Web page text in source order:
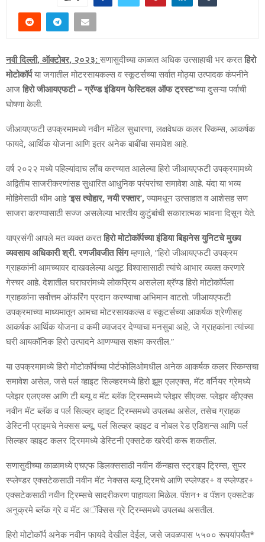
नवी दिल्‍ली, ऑक्‍टोबर, २०२३: सणासुदीच्‍या काळात अधिक उत्‍साहाची भर करतहिरो
मोटोकॉर्पया जगातील मोटरसायकल्‍स व स्‍कूटर्सच्‍या सर्वात मोठ्या उत्‍पादक कंपनीने
आज हिरो जीआयएफटी – ग्रॅण्‍ड इंडियन फेस्टिवल ऑफ ट्रस्‍ट‘च्‍या दुसऱ्या पर्वाची
घोषणा केली.
जीआयएफटी उपक्रमामध्‍ये नवीन मॉडेल सुधारणा, लक्षवेधक कलर स्किम्‍स, आकर्षक
फायदे, आर्थिक योजना आणि इतर अनेक बाबींचा समावेश आहे.
वर्ष २०२२ मध्‍ये पहिल्‍यांदाच लाँच करण्‍यात आलेल्‍या हिरो जीआयएफटी उपक्रमामध्‍ये
अद्वितीय साजरीकरणांसह सुधारित आधुनिक परंपरांचा समावेश आहे. यंदा या भव्‍य
मोहिमेसाठी थीम आहे‘इस त्‍योहार, नयी रफ्तार’, ज्‍यामधून उत्‍साहात व आशेसह सण
साजरा करण्‍यासाठी सज्‍ज असलेल्‍या भारतीय कुटुंबांची सकारात्‍मक भावना दिसून येते.
याप्रसंगी आपले मत व्‍यक्‍त करतहिरो मोटोकॉर्पच्‍या इंडिया बिझनेस युनिटचे मुख्‍य
व्‍यवसाय अधिकारी श्री. रणजीवजीत सिंगम्‍हणाले, ”हिरो जीआयएफटी उपक्रम
ग्राहकांनी आमच्‍यावर दाखवलेल्‍या अतूट विश्‍वासासाठी त्‍यांचे आभार व्‍यक्‍त करणारे
गेस्‍चर आहे. देशातील घराघरांमध्‍ये लोकप्रिय असलेला ब्रॅण्‍ड हिरो मोटोकॉर्पला
ग्राहकांना सर्वोत्तम ऑफरिंग प्रदान करण्‍याचा अभिमान वाटतो. जीआयएफटी
उपक्रमाच्‍या माध्‍यमातून आमचा मोटरसायकल्‍स व स्‍कूटर्सच्‍या आकर्षक श्रेणीसह
आकर्षक आर्थिक योजना व कमी व्‍याजदर देण्‍याचा मनसुबा आहे, जे ग्राहकांना त्‍यांच्‍या
घरी आयकॉनिक हिरो उत्‍पादने आणण्‍यास सक्षम करतील.”
या उपक्रमामध्‍ये हिरो मोटोकॉर्पच्‍या पोर्टफोलिओमधील अनेक आकर्षक कलर स्किम्‍सचा
समावेश असेल, जसे पर्ल व्‍हाइट सिल्‍व्‍हरमध्‍ये हिरो झूम एलएक्‍स, मॅट वर्नियर ग्रेमध्‍ये
प्‍लेझर एलएक्‍स आणि टी ब्‍ल्‍यू व मॅट ब्‍लॅक ट्रिम्‍समध्‍ये प्‍लेझर सीएक्‍स. प्‍लेझर व्‍हीएक्‍स
नवीन मॅट ब्‍लॅक व पर्ल सिल्‍व्‍हर व्‍हाइट ट्रिम्‍समध्‍ये उपलब्‍ध असेल, तसेच ग्राहक
डेस्टिनी प्राइमचे नेक्‍सस ब्‍ल्‍यू, पर्ल सिल्‍व्‍हर व्‍हाइट व नोबल रेड एडिशन्‍स आणि पर्ल
सिल्‍व्‍हर व्‍हाइट कलर ट्रिममध्‍ये डेस्टिनी एक्‍सटेक खरेदी करू शकतील.
सणासुदीच्‍या काळामध्‍ये एचएफ डिलक्‍ससाठी नवीन कॅन्‍व्‍हास स्‍ट्राइप ट्रिम्‍स, सुपर
स्‍प्‍लेण्‍डर एक्‍सटेकसाठी नवीन मॅट नेक्‍सस ब्‍ल्‍यू ट्रिमचे आणि स्‍प्‍लेण्‍डर+ व स्‍प्‍लेण्‍डर+
एक्‍सटेकसाठी नवीन ट्रिम्‍सचे सादरीकरण पाहायला मिळेल. पॅशन+ व पॅशन एक्‍सटेक
अनुक्रमे ब्‍लॅक ग्रे व मॅट अॅक्सिस ग्रे ट्रिम्‍समध्‍ये उपलब्‍ध असतील.
हिरो मोटोकॉर्प अनेक नवीन फायदे देखील देईल, जसे जवळपास ५५०० रूपयांपर्यंत*